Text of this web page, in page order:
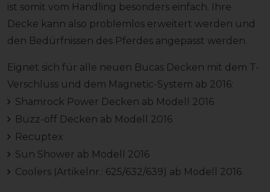
ist somit vom Handling besonders einfach. Ihre
Decke kann also problemlos erweitert werden und
den Bedürfnissen des Pferdes angepasst werden.
Eignet sich für alle neuen Bucas Decken mit dem T-
Verschluss und dem Magnetic-System ab 2016:
Shamrock Power Decken ab Modell 2016
Buzz-off Decken ab Modell 2016
Recuptex
Sun Shower ab Modell 2016
Coolers (Artikelnr.: 625/632/639) ab Modell 2016